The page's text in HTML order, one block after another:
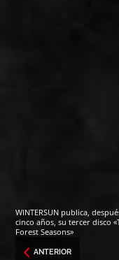
WINTERSUN publica,
cinco años, su tercer disco
Forest Seasons»
ANTERIOR